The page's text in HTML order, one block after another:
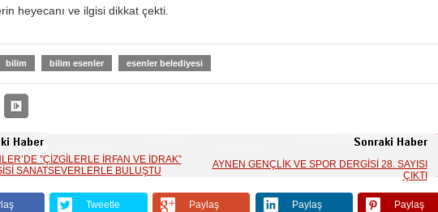
heyecanı ve ilgisi dikkat çekti.
bilim bilim esenler esenler belediyesi
”ÇİZGİLERLE İRFAN VE İDRAK”
SANATSEVERLERLE BULUŞTU
AYNEN GENÇLİK VE SPOR DERGİSİ 28. SAYISI
ÇIKTI
Tweetle Paylaş Paylaş Paylaş